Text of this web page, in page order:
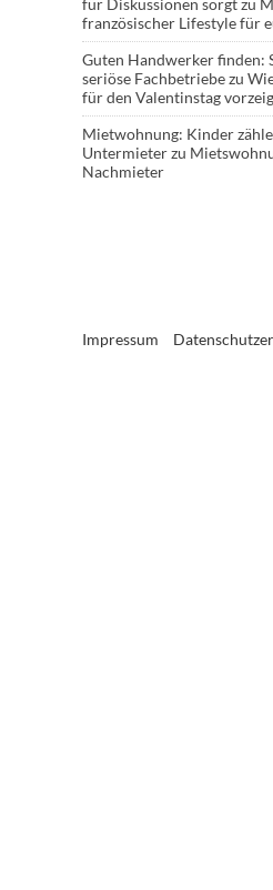
für Diskussionen sorgtzu
französischer Lifestyle für
Guten Handwerker finden:
seriöse Fachbetriebezu
für den Valentinstag
Mietwohnung: Kinder
Untermieterzu
Nachmieter
Impressum